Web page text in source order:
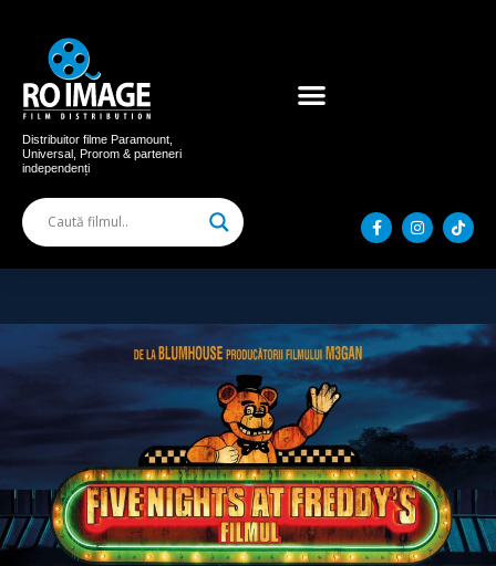
Distribuitor filme Paramount,
Universal, Prorom & parteneri
independenți